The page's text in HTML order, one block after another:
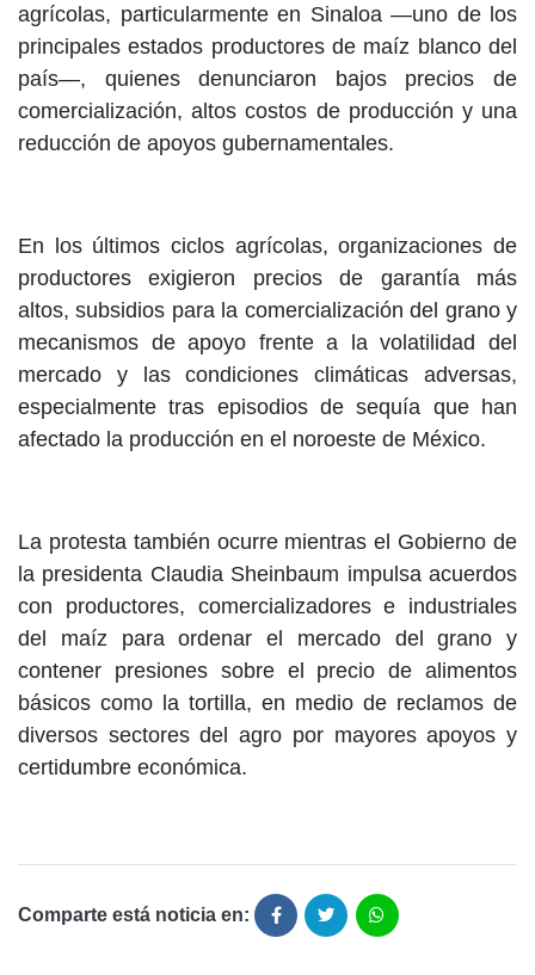
agrícolas, particularmente en Sinaloa —uno de los
principales estados productores de maíz blanco del
país—, quienes denunciaron bajos precios de
comercialización, altos costos de producción y una
reducción de apoyos gubernamentales.
En los últimos ciclos agrícolas, organizaciones de
productores exigieron precios de garantía más
altos, subsidios para la comercialización del grano y
mecanismos de apoyo frente a la volatilidad del
mercado y las condiciones climáticas adversas,
especialmente tras episodios de sequía que han
afectado la producción en el noroeste de México.
La protesta también ocurre mientras el Gobierno de
la presidenta Claudia Sheinbaum impulsa acuerdos
con productores, comercializadores e industriales
del maíz para ordenar el mercado del grano y
contener presiones sobre el precio de alimentos
básicos como la tortilla, en medio de reclamos de
diversos sectores del agro por mayores apoyos y
certidumbre económica.
Comparte está noticia en: